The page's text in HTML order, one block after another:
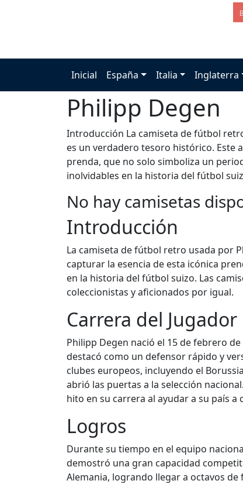
Inicial España Italia Inglaterra
Philipp Degen
Introducción La camiseta de fútbol
es un verdadero tesoro histórico. Este
prenda, que no solo simboliza un
inolvidables en la historia del fútbol
No hay camisetas
Introducción
La camiseta de fútbol retro usada por
capturar la esencia de esta icónica
en la historia del fútbol suizo. Las
coleccionistas y aficionados por igual.
Carrera del Jugador
Philipp Degen nació el 15 de febrero
destacó como un defensor rápido y
clubes europeos, incluyendo el
abrió las puertas a la selección
hito en su carrera al ayudar a su país
Logros
Durante su tiempo en el equipo
demostró una gran capacidad
Alemania, logrando llegar a octavos